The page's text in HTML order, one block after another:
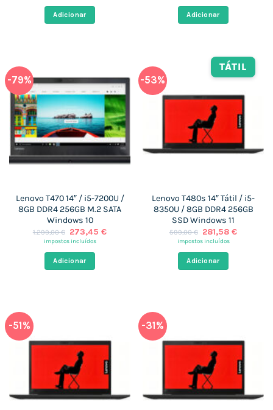
era:
425,00 €.
Adicionar
era:
347,00 €.
Adicionar
-79%
Lenovo T470 14″ / i5-7200U /
8GB DDR4 256GB M.2 SATA
Windows 10
1.299,00€ O
preço
era:
1.299,00 €.
273,45€O
impostos incluídos
Adicionar
-53%
TÁTIL
Lenovo T480s 14″ Tátil / i5-
8350U / 8GB DDR4 256GB
SSD Windows 11
599,00€ O
preço
era:
599,00 €.
281,58€O
impostos incluídos
Adicionar
-51% -31%